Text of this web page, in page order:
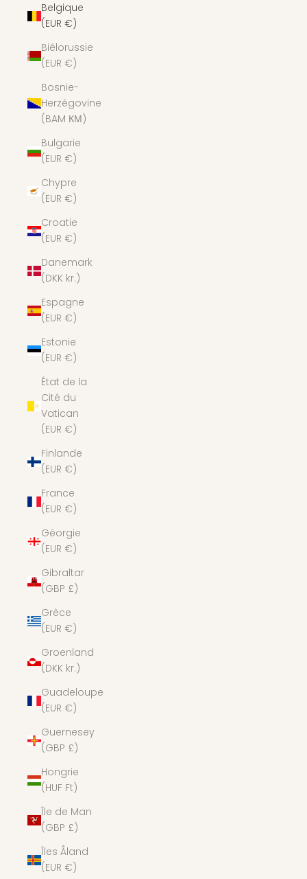
Belgique
(EUR €)
Biélorussie
(EUR €)
Bosnie-
Herzégovine
(BAM КМ)
Bulgarie
(EUR €)
Chypre
(EUR €)
Croatie
(EUR €)
Danemark
(DKK kr.)
Espagne
(EUR €)
Estonie
(EUR €)
État de la
Cité du
Vatican
(EUR €)
Finlande
(EUR €)
France
(EUR €)
Géorgie
(EUR €)
Gibraltar
(GBP £)
Grèce
(EUR €)
Groenland
(DKK kr.)
Guadeloupe
(EUR €)
Guernesey
(GBP £)
Hongrie
(HUF Ft)
Île de Man
(GBP £)
Îles Åland
(EUR €)